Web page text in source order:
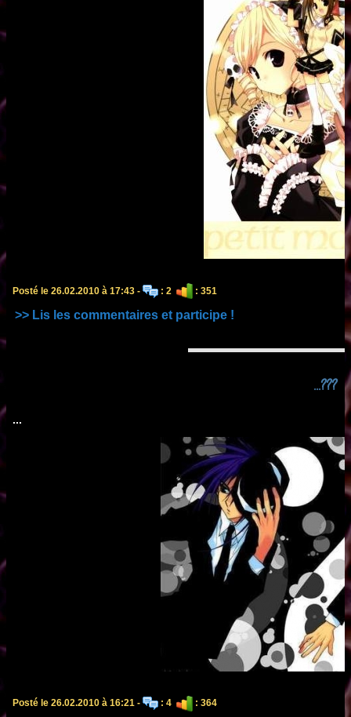
Posté le 26.02.2010 à 17:43 - : 2 : 351
>> Lis les commentaires et participe !
...???
...
Posté le 26.02.2010 à 16:21 - : 4 : 364